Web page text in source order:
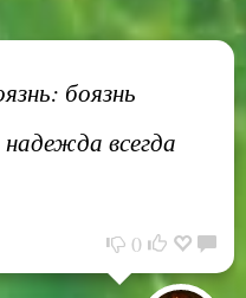
боязнь
всегда
0